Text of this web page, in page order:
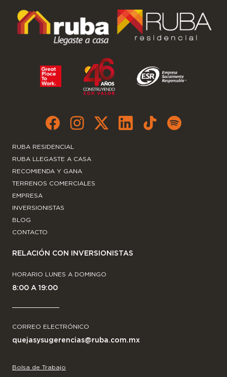
RUBA RESIDENCIAL
RUBA LLEGASTE A CASA
RECOMIENDA Y GANA
TERRENOS COMERCIALES
EMPRESA
INVERSIONISTAS
BLOG
CONTACTO
RELACIÓN CON INVERSIONISTAS
HORARIO LUNES A DOMINGO
8:00 A 19:00
CORREO ELECTRÓNICO
quejasysugerencias@ruba.com.mx
Bolsa de Trabajo